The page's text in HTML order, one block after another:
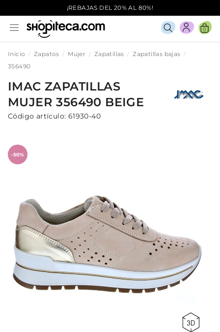
¡REBAJAS DEL 20% AL 80%!
0
Inicio Zapatos Mujer Zapatillas
Zapatillas bajas
356490
IMAC ZAPATILLAS
MUJER356490 BEIGE
Código artículo: 61930-40
-50%